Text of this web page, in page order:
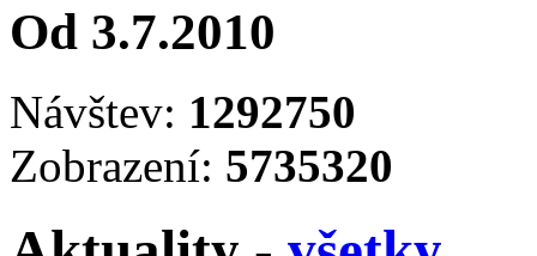
Od 3.7.2010
Návštev: 1292750
Zobrazení: 5735320